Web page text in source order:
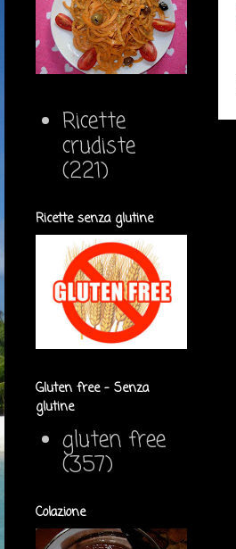
Ricette
crudiste
(221)
Ricette senza glutine
Gluten free - Senza
glutine
gluten free
(357)
Colazione